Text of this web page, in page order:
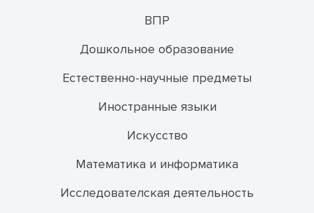
ВПР
Дошкольное образование
Естественно-научные предметы
Иностранные языки
Искусство
Математика и информатика
Исследователская деятельность